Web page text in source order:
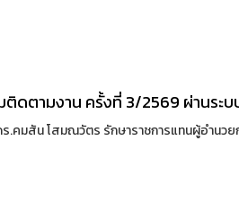
ติดตามงาน ครั้งที่ 3/2569 ผ่านระ
.คมสัน โสมณวัตร รักษาราชการแทนผู้อำนว